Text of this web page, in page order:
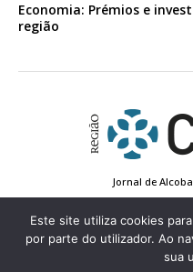
Economia: Prémios e
região
Jornal de
Conta de Registo
© 2022 Região de Cister
Este site utiliza cookies
por parte do utilizador. Ao
sua